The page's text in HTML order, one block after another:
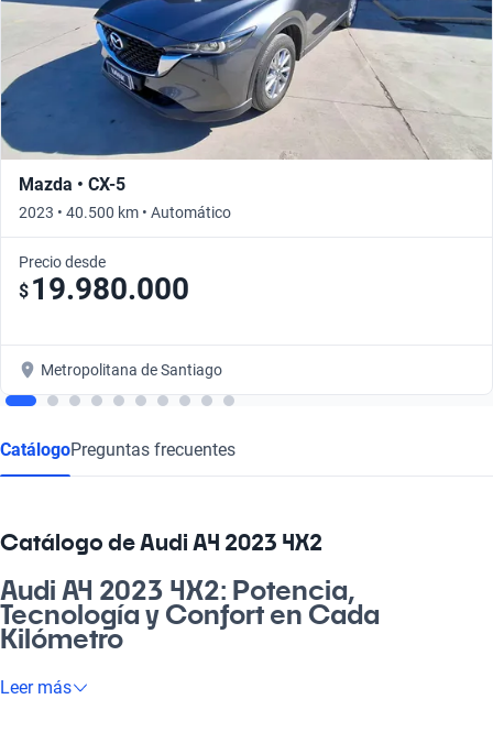
Mazda • CX-5
2023 • 40.500 km • Automático
Precio desde
$ 19.980.000
Metropolitana de Santiago
CatálogoPreguntas frecuentes
Catálogo de Audi A4 2023 4X2
Audi A4 2023 4X2: Potencia,
Tecnología y Confort en Cada
Kilómetro
¡Descubre la experiencia de manejar un Audi A4 2023 4X2! Este
Leer más